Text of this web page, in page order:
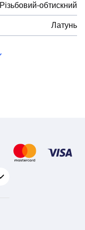
Різьбовий-обтискний
Латунь